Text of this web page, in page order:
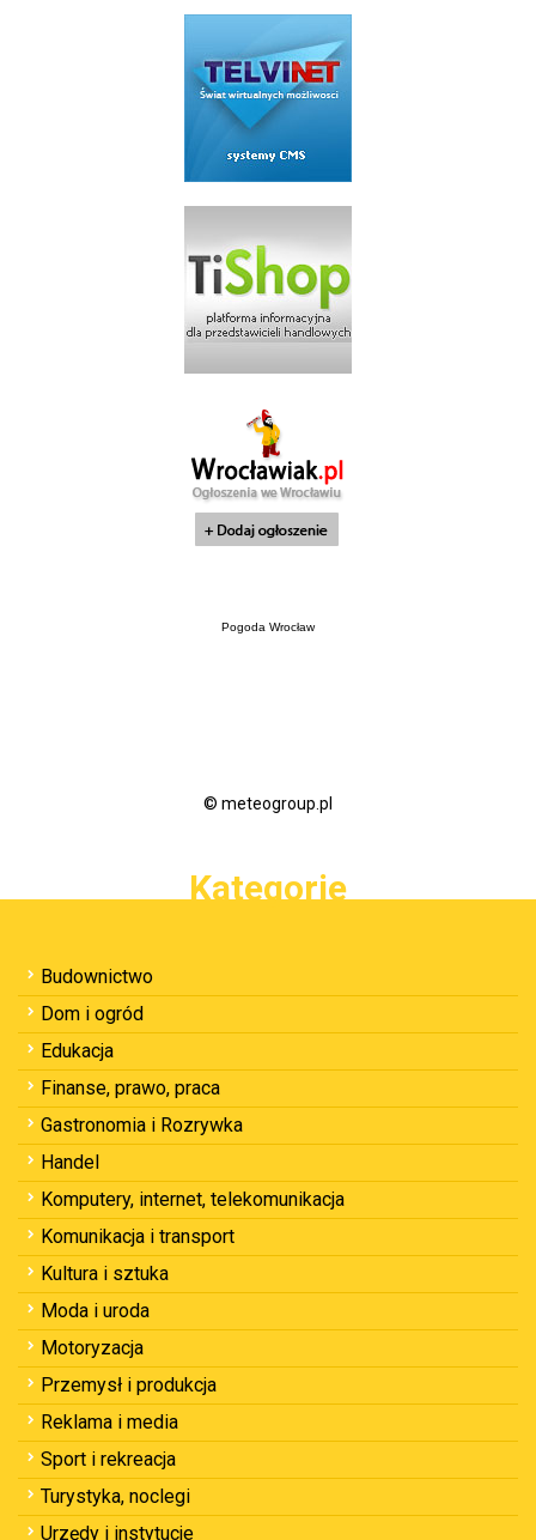
Pogoda Wrocław
© meteogroup.pl
Kategorie
Budownictwo
Dom i ogród
Edukacja
Finanse, prawo, praca
Gastronomia i Rozrywka
Handel
Komputery, internet, telekomunikacja
Komunikacja i transport
Kultura i sztuka
Moda i uroda
Motoryzacja
Przemysł i produkcja
Reklama i media
Sport i rekreacja
Turystyka, noclegi
Urzędy i instytucje